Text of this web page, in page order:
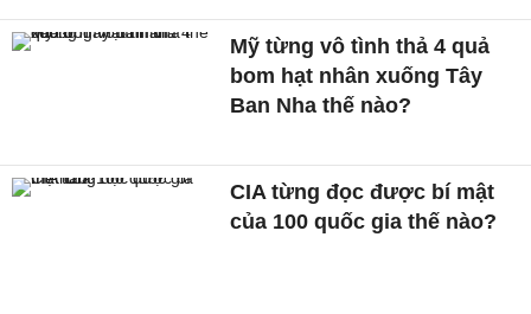
Mỹ từng vô tình thả 4 quả
bom hạt nhân xuống Tây
Ban Nha thế nào?
CIA từng đọc được bí mật
của 100 quốc gia thế nào?